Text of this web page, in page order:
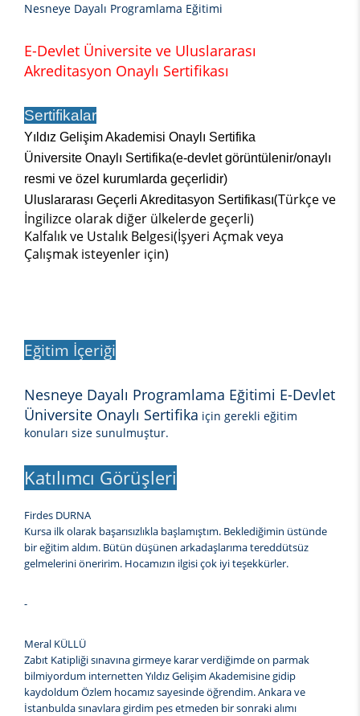
Nesneye Dayalı Programlama Eğitimi
E-Devlet Üniversite ve Uluslararası
Akreditasyon Onaylı Sertifikası
Sertifikalar
Yıldız Gelişim Akademisi Onaylı Sertifika
Üniversite Onaylı Sertifika(e-devlet görüntülenir/onaylı
resmi ve özel kurumlarda geçerlidir)
Uluslararası Geçerli Akreditasyon Sertifikası(Türkçe ve
İngilizce olarak diğer ülkelerde geçerli)
Kalfalık ve Ustalık Belgesi(İşyeri Açmak veya
Çalışmak isteyenler için)
Eğitim İçeriği
Nesneye Dayalı Programlama Eğitimi E-Devlet
Üniversite Onaylı Sertifika için gerekli eğitim
konuları size sunulmuştur.
Katılımcı Görüşleri
Firdes DURNA
Kursa ilk olarak başarısızlıkla başlamıştım. Beklediğimin üstünde
bir eğitim aldım. Bütün düşünen arkadaşlarıma tereddütsüz
gelmelerini öneririm. Hocamızın ilgisi çok iyi teşekkürler.
-
Meral KÜLLÜ
Zabıt Katipliği sınavına girmeye karar verdiğimde on parmak
bilmiyordum internetten Yıldız Gelişim Akademisine gidip
kaydoldum Özlem hocamız sayesinde öğrendim. Ankara ve
İstanbulda sınavlara girdim pes etmeden bir sonraki alımı